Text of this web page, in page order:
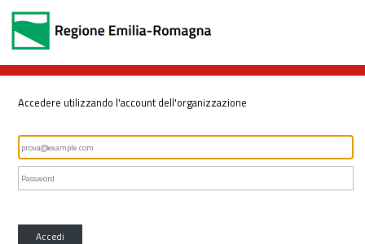
Accedere utilizzando l'account dell'organizzazione
Accedi